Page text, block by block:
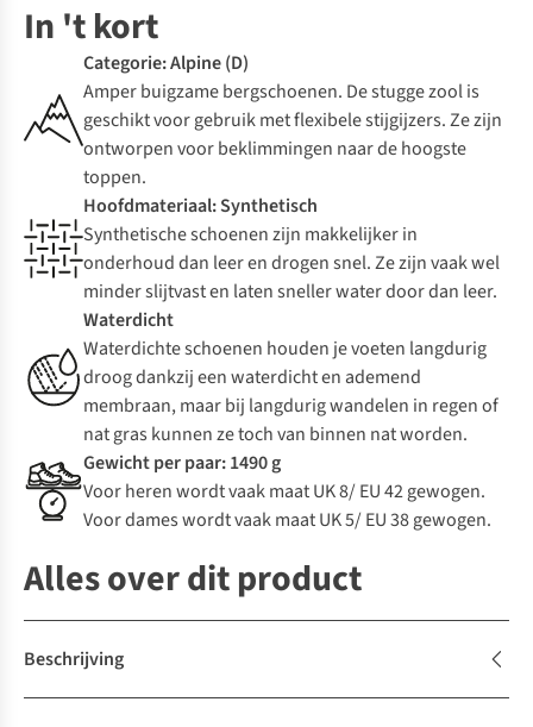
In 't kort
Categorie: Alpine (D)
Amper buigzame bergschoenen. De stugge zool is
geschikt voor gebruik met flexibele stijgijzers. Ze zijn
ontworpen voor beklimmingen naar de hoogste
toppen.
Hoofdmateriaal: Synthetisch
Synthetische schoenen zijn makkelijker in
onderhoud dan leer en drogen snel. Ze zijn vaak wel
minder slijtvast en laten sneller water door dan leer.
Waterdicht
Waterdichte schoenen houden je voeten langdurig
droog dankzij een waterdicht en ademend
membraan, maar bij langdurig wandelen in regen of
nat gras kunnen ze toch van binnen nat worden.
Gewicht per paar: 1490 g
Voor heren wordt vaak maat UK 8/ EU 42 gewogen.
Voor dames wordt vaak maat UK 5/ EU 38 gewogen.
Alles over dit product
Beschrijving